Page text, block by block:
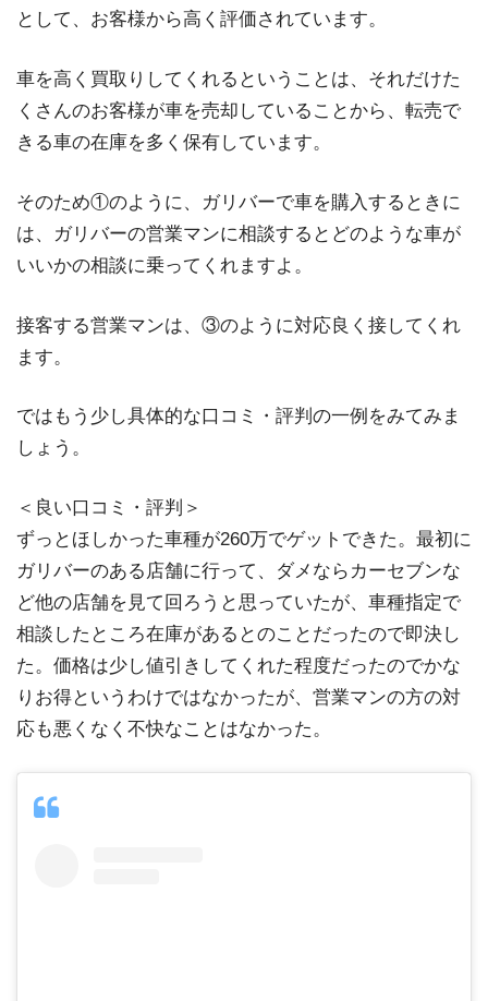
として、お客様から高く評価されています。
車を高く買取りしてくれるということは、それだけた
くさんのお客様が車を売却していることから、転売で
きる車の在庫を多く保有しています。
そのため①のように、ガリバーで車を購入するときに
は、ガリバーの営業マンに相談するとどのような車が
いいかの相談に乗ってくれますよ。
接客する営業マンは、③のように対応良く接してくれ
ます。
ではもう少し具体的な口コミ・評判の一例をみてみま
しょう。
＜良い口コミ・評判＞
ずっとほしかった車種が260万でゲットできた。最初に
ガリバーのある店舗に行って、ダメならカーセブンな
ど他の店舗を見て回ろうと思っていたが、車種指定で
相談したところ在庫があるとのことだったので即決し
た。価格は少し値引きしてくれた程度だったのでかな
りお得というわけではなかったが、営業マンの方の対
応も悪くなく不快なことはなかった。